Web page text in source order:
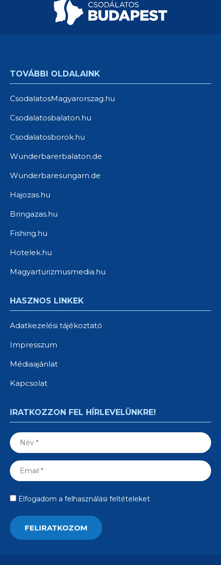
TOVÁBBI OLDALAINK
CsodalatosMagyarorszag.hu
Csodalatosbalaton.hu
Csodalatosborok.hu
Wunderbarerbalaton.de
Wunderbaresungarn.de
Hajozas.hu
Bringazas.hu
Fishing.hu
Hotelek.hu
Magyarturizmusmedia.hu
HASZNOS LINKEK
Adatkezelési tájékoztató
Impresszum
Médiaajánlat
Kapcsolat
IRATKOZZON FEL HÍRLEVELÜNKRE!
Elfogadom a felhasználási feltételeket